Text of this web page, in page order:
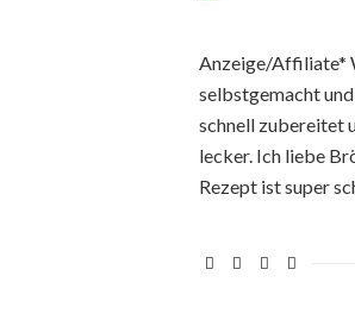
Anzeige/Affiliate*
selbstgemacht
schnell zubereitet
lecker. Ich liebe
Rezept ist super